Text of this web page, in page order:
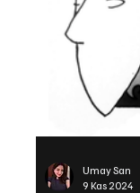
Umay San
9 Kas 2024